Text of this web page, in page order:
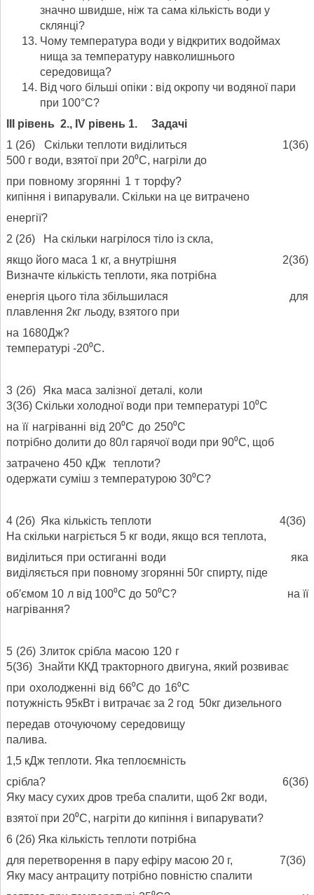
значно швидше, ніж та сама кількість води у
склянці?
Чому температура води у відкритих водоймах
нища за температуру навколишнього
середовища?
Від чого більші опіки : від окропу чи водяної пари
при 100°С?
ІІІ рівень 2., ІV рівень 1. Задачі
1 (2б) Скільки теплоти виділиться 1(3б)
500 г води, взятої при 20⁰С, нагріли до
при повному згорянні 1 т торфу?
кипіння і випарували. Скільки на це витрачено
енергії?
2 (2б) На скільки нагрілося тіло із скла,
якщо його маса 1 кг, а внутрішня 2(3б)
Визначте кількість теплоти, яка потрібна
енергія цього тіла збільшилася для
плавлення 2кг льоду, взятого при
на 1680Дж?
температурі -20⁰С.
3 (2б) Яка маса залізної деталі, коли
3(3б) Скільки холодної води при температурі 10⁰С
на її нагріванні від 20⁰С до 250⁰С
потрібно долити до 80л гарячої води при 90⁰С, щоб
затрачено 450 кДж теплоти?
одержати суміш з температурою 30⁰С?
4 (2б) Яка кількість теплоти 4(3б)
На скільки нагріється 5 кг води, якщо вся теплота,
виділиться при остиганні води яка
виділяється при повному згорянні 50г спирту, піде
об′ємом 10 л від 100⁰С до 50⁰С? на її
нагрівання?
5 (2б) Злиток срібла масою 120 г
5(3б) Знайти ККД тракторного двигуна, який розвиває
при охолодженні від 66⁰С до 16⁰С
потужність 95кВт і витрачає за 2 год 50кг дизельного
передав оточуючому середовищу
палива.
1,5 кДж теплоти. Яка теплоємність
срібла? 6(3б)
Яку масу сухих дров треба спалити, щоб 2кг води,
взятої при 20⁰С, нагріти до кипіння і випарувати?
6 (2б) Яка кількість теплоти потрібна
для перетворення в пару ефіру масою 20 г, 7(3б)
Яку масу антрациту потрібно повністю спалити